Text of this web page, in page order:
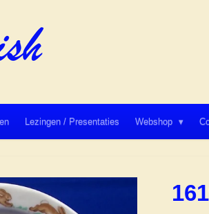
Lezingen / Presentaties Webshop